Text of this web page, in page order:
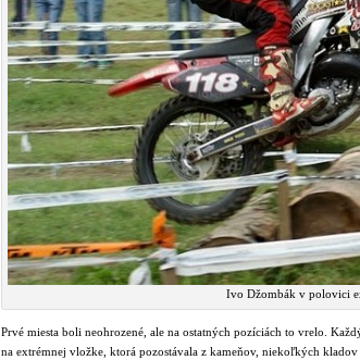
Ivo Džombák v polovici
Prvé miesta boli neohrozené, ale na ostatných pozíciách to vrelo.
na extrémnej vložke, ktorá pozostávala z kameňov, niekoľkých